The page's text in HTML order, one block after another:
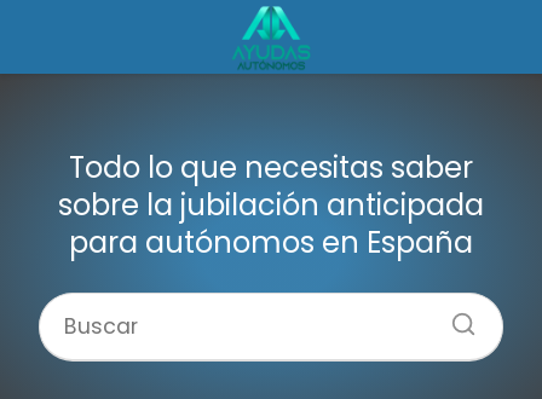
Todo lo que necesitas saber
sobre la jubilación anticipada
para autónomos en España